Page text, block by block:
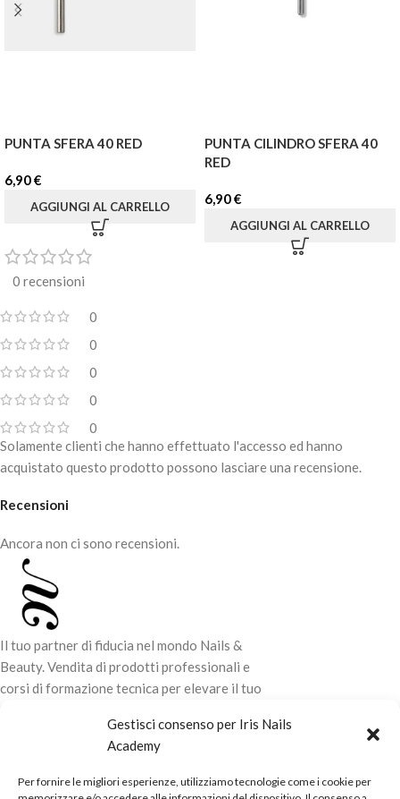
Gestisci consenso per Iris Nails
Academy
Per fornire le migliori esperienze, utilizziamo tecnologie come i cookie per
PUNTA SFERA 40 RED
6,90€
AGGIUNGI AL CARRELLO
PUNTA CILINDRO SFERA 40
RED
6,90€
AGGIUNGI AL CARRELLO
0 recensioni
0
0
0
0
0
Recensioni
Ancora non ci sono recensioni.
Solamente clienti che hanno effettuato l'accesso ed hanno
acquistato questo prodotto possono lasciare una recensione.
Il tuo partner di fiducia nel mondo Nails &
Beauty. Vendita di prodotti professionali e
corsi di formazione tecnica per elevare il tuo
LINK UTILI